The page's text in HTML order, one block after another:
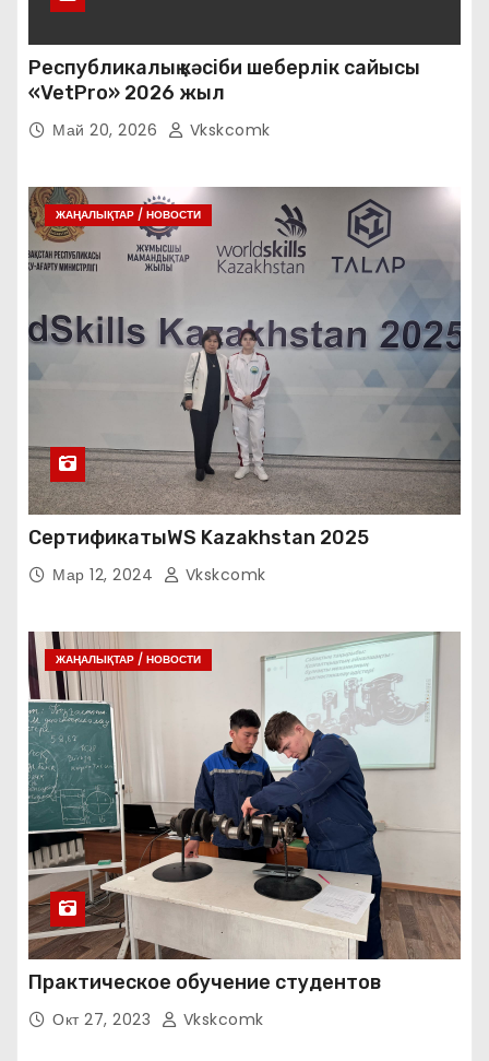
Республикалық кәсіби шеберлік сайысы
«VetPro» 2026 жыл
Май 20, 2026 Vkskcomk
ЖАҢАЛЫҚТАР / НОВОСТИ
СертификатыWS Kazakhstan 2025
Мар 12, 2024 Vkskcomk
ЖАҢАЛЫҚТАР / НОВОСТИ
Практическое обучение студентов
Окт 27, 2023 Vkskcomk